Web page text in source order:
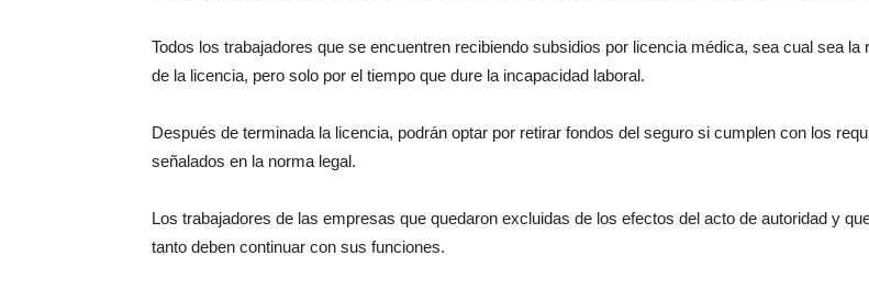
Todos los trabajadores que se encuentren recibiendo subsidios por licencia médica, sea cual sea la
de la licencia, pero solo por el tiempo que dure la incapacidad laboral.
Después de terminada la licencia, podrán optar por retirar fondos del seguro si cumplen con los
señalados en la norma legal.
Los trabajadores de las empresas que quedaron excluidas de los efectos del acto de autoridad y
tanto deben continuar con sus funciones.